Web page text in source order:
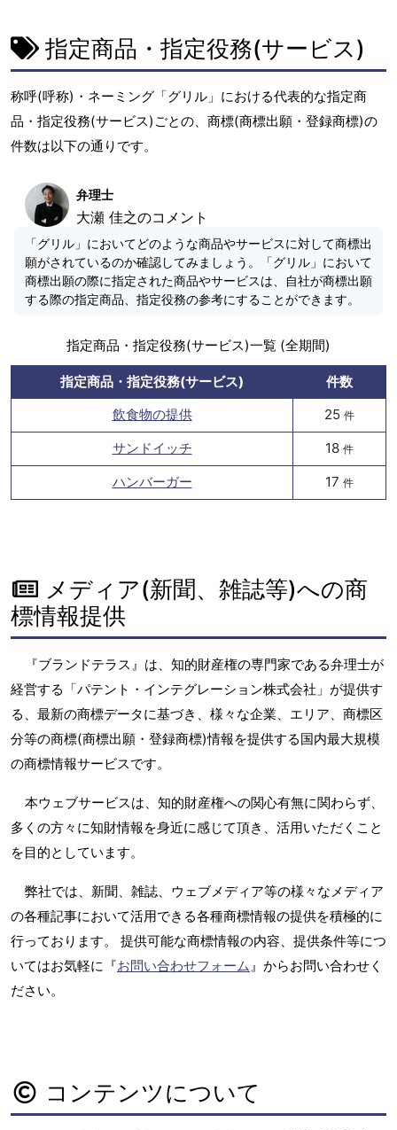
指定商品・指定役務(サービス)
称呼(呼称)・ネーミング「グリル」における代表的な指定商
品・指定役務(サービス)ごとの、商標(商標出願・登録商標)の
件数は以下の通りです。
弁理士
大瀬 佳之のコメント
「グリル」においてどのような商品やサービスに対して商標出
願がされているのか確認してみましょう。「グリル」において
商標出願の際に指定された商品やサービスは、自社が商標出願
する際の指定商品、指定役務の参考にすることができます。
指定商品・指定役務(サービス)一覧 (全期間)
指定商品・指定役務(サービス)
件数
飲食物の提供
25 件
サンドイッチ 18 件
ハンバーガー 17 件
メディア(新聞、雑誌等)への商
標情報提供
『ブランドテラス』は、知的財産権の専門家である弁理士が
経営する「パテント・インテグレーション株式会社」が提供す
る、最新の商標データに基づき、様々な企業、エリア、商標区
分等の商標(商標出願・登録商標)情報を提供する国内最大規模
の商標情報サービスです。
本ウェブサービスは、知的財産権への関心有無に関わらず、
多くの方々に知財情報を身近に感じて頂き、活用いただくこと
を目的としています。
弊社では、新聞、雑誌、ウェブメディア等の様々なメディア
の各種記事において活用できる各種商標情報の提供を積極的に
行っております。 提供可能な商標情報の内容、提供条件等につ
いてはお気軽に『お問い合わせフォーム 』からお問い合わせく
ださい。
コンテンツについて